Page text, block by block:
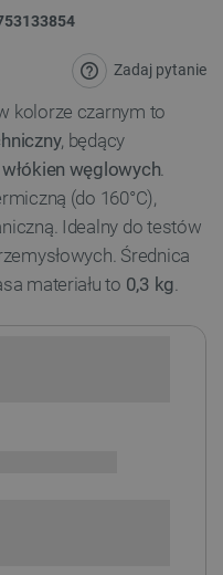
Zadaj pytanie
kolorze czarnym to
, będący
węglowych.
(do 160°C),
Idealny do testów
Średnica
materiału to 0,3 kg.